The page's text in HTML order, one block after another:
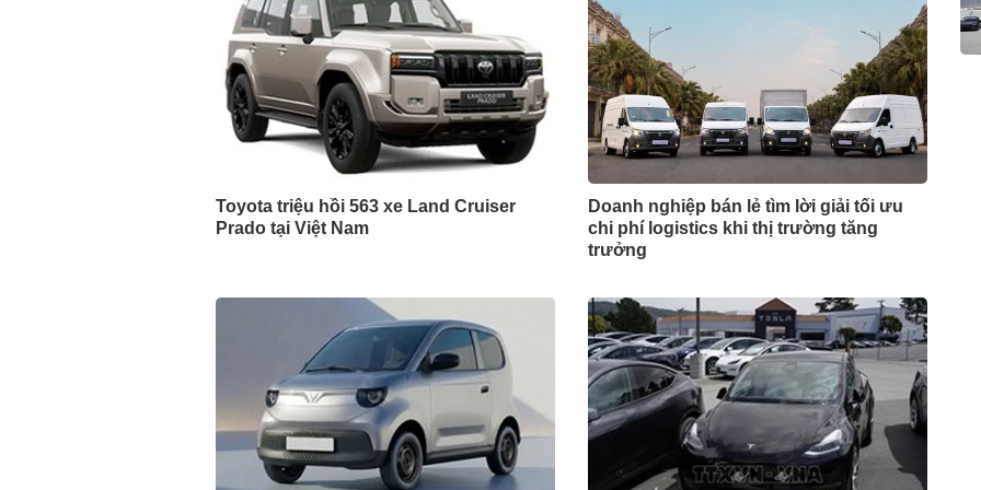
Toyota triệu hồi 563 xe Land Cruiser
Prado tại Việt Nam
Doanh nghiệp bán lẻ tìm lời giải tối ưu
chi phí logistics khi thị trường tăng
trưởng